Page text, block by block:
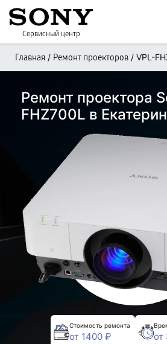
Сервисный центр
Главная / Ремонт проекторов / VPL-
Ремонт проектора
FHZ700L в
Стоимость ремонта
от 1400 ₽ от